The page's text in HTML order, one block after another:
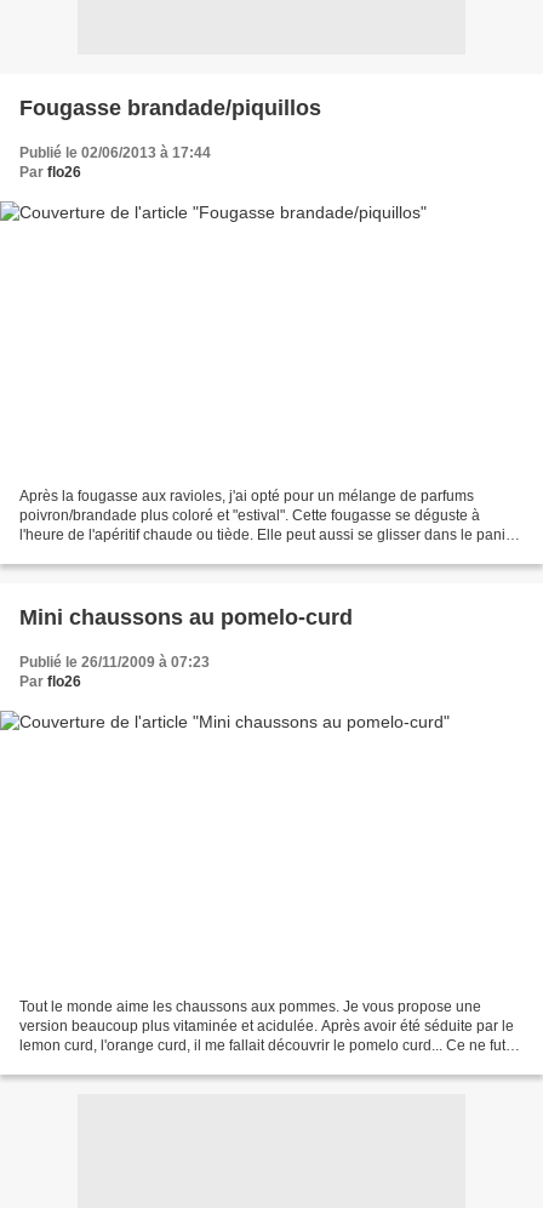
Fougasse brandade/piquillos
Publié le 02/06/2013 à 17:44
Par flo26
Après la fougasse aux ravioles, j'ai opté pour un mélange de parfums
poivron/brandade plus coloré et "estival". Cette fougasse se déguste à
l'heure de l'apéritif chaude ou tiède. Elle peut aussi se glisser dans le panier
Mini chaussons au pomelo-curd
Publié le 26/11/2009 à 07:23
Par flo26
Tout le monde aime les chaussons aux pommes. Je vous propose une
version beaucoup plus vitaminée et acidulée. Après avoir été séduite par le
lemon curd, l'orange curd, il me fallait découvrir le pomelo curd... Ce ne fut